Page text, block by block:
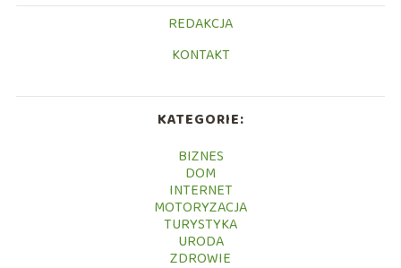
REDAKCJA
KONTAKT
KATEGORIE:
BIZNES
DOM
INTERNET
MOTORYZACJA
TURYSTYKA
URODA
ZDROWIE